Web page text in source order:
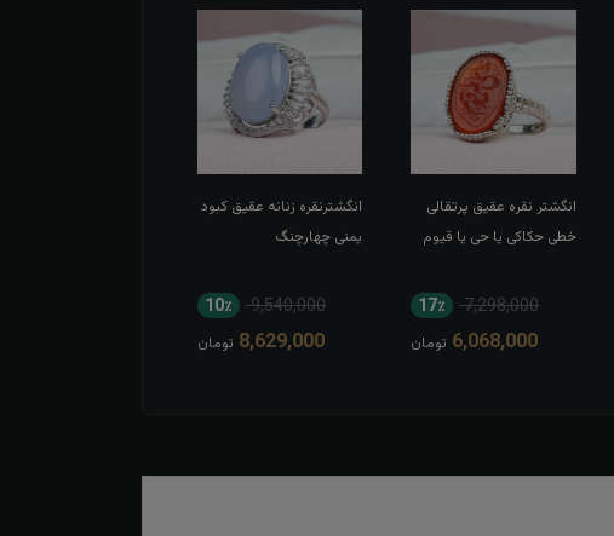
انگشتر نقره عقیق پرتقالی
خطی حکاکی یا حی یا قیوم
7,298,000 17٪
6,068,000 تومان
انگشترنقره زنانه عقیق کبود
یمنی چهارچنگ
9,540,000 10٪
8,629,000 تومان